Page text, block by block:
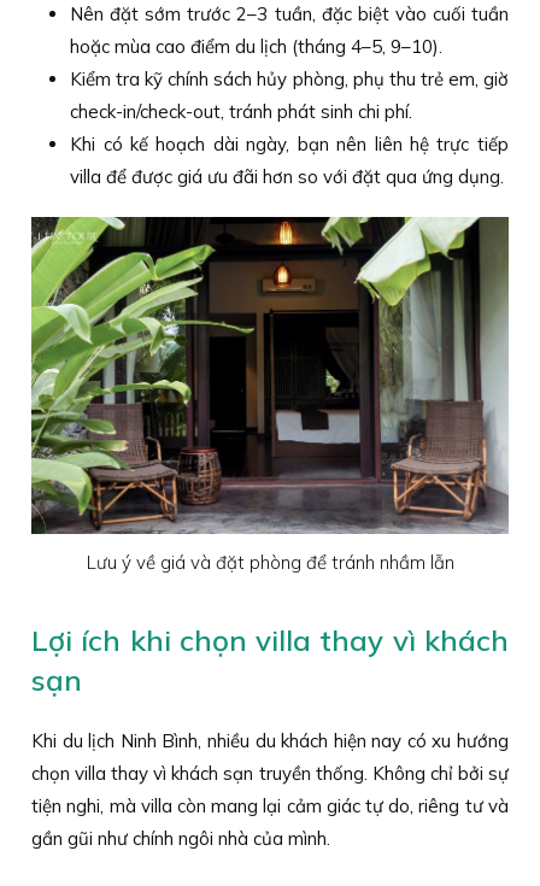
Nên đặt sớm trước 2–3 tuần, đặc biệt vào cuối tuần
hoặc mùa cao điểm du lịch (tháng 4–5, 9–10).
Kiểm tra kỹ chính sách hủy phòng, phụ thu trẻ em, giờ
check-in/check-out, tránh phát sinh chi phí.
Khi có kế hoạch dài ngày, bạn nên liên hệ trực tiếp
villa để được giá ưu đãi hơn so với đặt qua ứng dụng.
Lưu ý về giá và đặt phòng để tránh nhầm lẫn
Lợi ích khi chọn villa thay vì khách
sạn
Khi du lịch Ninh Bình, nhiều du khách hiện nay có xu hướng
chọn villa thay vì khách sạn truyền thống. Không chỉ bởi sự
tiện nghi, mà villa còn mang lại cảm giác tự do, riêng tư và
gần gũi như chính ngôi nhà của mình.